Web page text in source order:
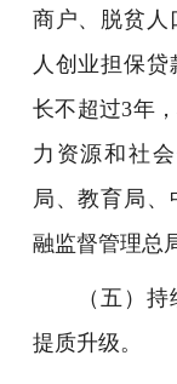
商户、脱贫人
人创业担保
长不超过3年
力资源和社
局、教育局
融监督管理总
（五）持续
提质升级。